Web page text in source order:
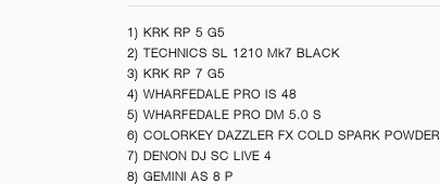
1) KRK RP 5 G5
2) TECHNICS SL 1210 Mk7 BLACK
3) KRK RP 7 G5
4) WHARFEDALE PRO IS 48
5) WHARFEDALE PRO DM 5.0 S
6) COLORKEY DAZZLER FX COLD SPARK POWDER
7) DENON DJ SC LIVE 4
8) GEMINI AS 8 P